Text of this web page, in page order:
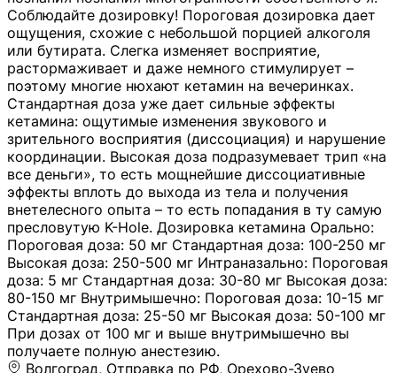
Соблюдайте дозировку! Пороговая дозировка дает
ощущения, схожие с небольшой порцией алкоголя
или бутирата. Слегка изменяет восприятие,
растормаживает и даже немного стимулирует –
поэтому многие нюхают кетамин на вечеринках.
Стандартная доза уже дает сильные эффекты
кетамина: ощутимые изменения звукового и
зрительного восприятия (диссоциация) и нарушение
координации. Высокая доза подразумевает трип «на
все деньги», то есть мощнейшие диссоциативные
эффекты вплоть до выхода из тела и получения
внетелесного опыта – то есть попадания в ту самую
пресловутую K-Hole. Дозировка кетамина Орально:
Пороговая доза: 50 мг Стандартная доза: 100-250 мг
Высокая доза: 250-500 мг Интраназально: Пороговая
доза: 5 мг Стандартная доза: 30-80 мг Высокая доза:
80-150 мг Внутримышечно: Пороговая доза: 10-15 мг
Стандартная доза: 25-50 мг Высокая доза: 50-100 мг
При дозах от 100 мг и выше внутримышечно вы
получаете полную анестезию.
Волгоград, Отправка по РФ, Орехово-Зуево